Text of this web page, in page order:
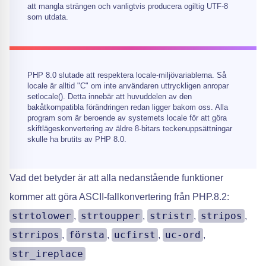
att mangla strängen och vanligtvis producera ogiltig UTF-8
som utdata.
PHP 8.0 slutade att respektera locale-miljövariablerna. Så
locale är alltid "C" om inte användaren uttryckligen anropar
setlocale(). Detta innebär att huvuddelen av den
bakåtkompatibla förändringen redan ligger bakom oss. Alla
program som är beroende av systemets locale för att göra
skiftlägeskonvertering av äldre 8-bitars teckenuppsättningar
skulle ha brutits av PHP 8.0.
Vad det betyder är att alla nedanstående funktioner
kommer att göra ASCII-fallkonvertering från PHP.8.2:
strtolower , strtoupper , stristr , stripos ,
strripos , första , ucfirst , uc-ord ,
str_ireplace